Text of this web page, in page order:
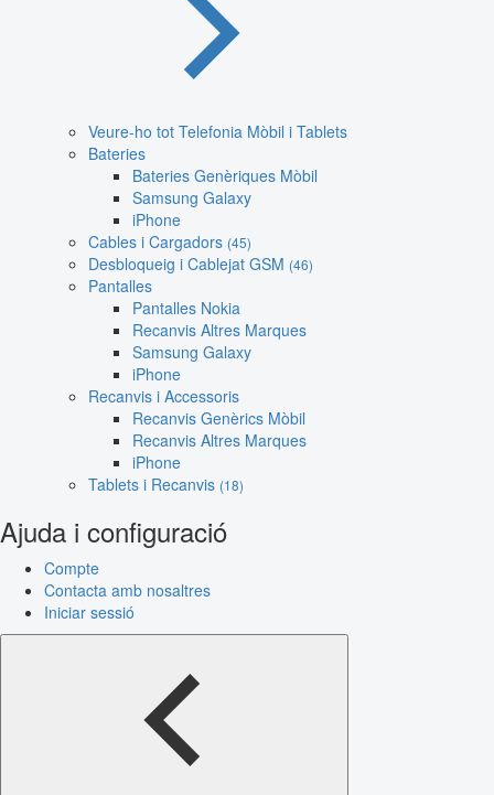
Veure-ho tot Telefonia Mòbil i Tablets
Bateries
Bateries Genèriques Mòbil
Samsung Galaxy
iPhone
Cables i Cargadors (45)
Desbloqueig i Cablejat GSM (46)
Pantalles
Pantalles Nokia
Recanvis Altres Marques
Samsung Galaxy
iPhone
Recanvis i Accessoris
Recanvis Genèrics Mòbil
Recanvis Altres Marques
iPhone
Tablets i Recanvis (18)
Ajuda i configuració
Compte
Contacta amb nosaltres
Iniciar sessió